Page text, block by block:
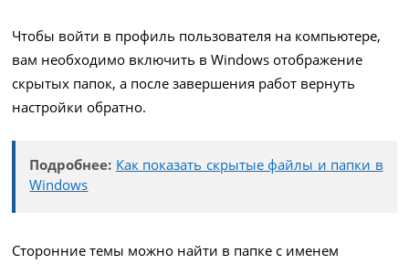
Чтобы войти в профиль пользователя на компьютере,
вам необходимо включить в Windows отображение
скрытых папок, а после завершения работ вернуть
настройки обратно.
Подробнее: Как показать скрытые файлы и папки в
Windows
Сторонние темы можно найти в папке с именем